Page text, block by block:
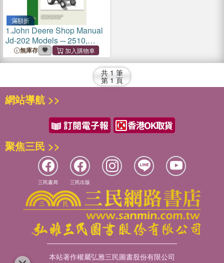
滿額折
1.John Deere Shop Manual
Jd-202 Models ─ 2510,
2520, 2040, 2240, 2440,
2640, 2840, 4040, 4240,
無庫存
共 1 筆
第 1 頁
網站導航 >>
聚焦三民 >>
三民書局 三民出版
本站著作權屬弘雅三民圖書股份有限公司